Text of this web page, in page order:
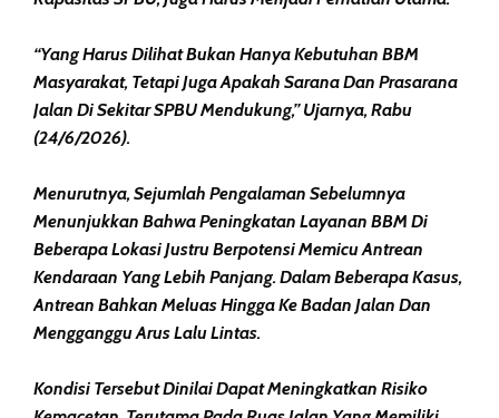
“Yang Harus Dilihat Bukan Hanya Kebutuhan BBM
Masyarakat, Tetapi Juga Apakah Sarana Dan Prasarana
Jalan Di Sekitar SPBU Mendukung,” Ujarnya, Rabu
(24/6/2026).
Menurutnya, Sejumlah Pengalaman Sebelumnya
Menunjukkan Bahwa Peningkatan Layanan BBM Di
Beberapa Lokasi Justru Berpotensi Memicu Antrean
Kendaraan Yang Lebih Panjang. Dalam Beberapa Kasus,
Antrean Bahkan Meluas Hingga Ke Badan Jalan Dan
Mengganggu Arus Lalu Lintas.
Kondisi Tersebut Dinilai Dapat Meningkatkan Risiko